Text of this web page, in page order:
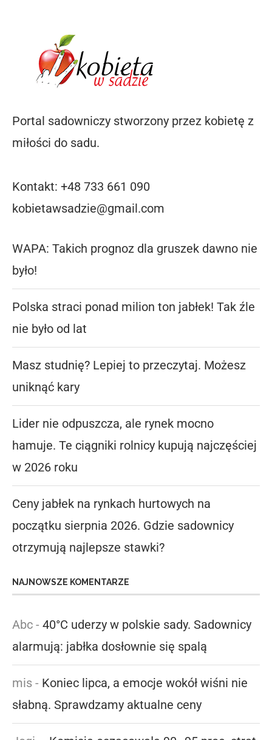
Portal sadowniczy stworzony przez kobietę z
miłości do sadu.
Kontakt: +48 733 661 090
kobietawsadzie@gmail.com
WAPA: Takich prognoz dla gruszek dawno nie
było!
Polska straci ponad milion ton jabłek! Tak źle
nie było od lat
Masz studnię? Lepiej to przeczytaj. Możesz
uniknąć kary
Lider nie odpuszcza, ale rynek mocno
hamuje. Te ciągniki rolnicy kupują najczęściej
w 2026 roku
Ceny jabłek na rynkach hurtowych na
początku sierpnia 2026. Gdzie sadownicy
otrzymują najlepsze stawki?
NAJNOWSZE KOMENTARZE
Abc - 40°C uderzy w polskie sady. Sadownicy
alarmują: jabłka dosłownie się spalą
mis - Koniec lipca, a emocje wokół wiśni nie
słabną. Sprawdzamy aktualne ceny